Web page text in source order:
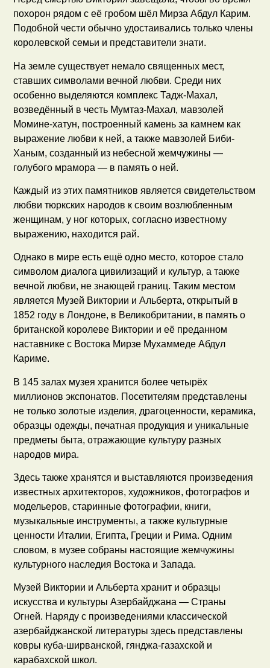
похорон рядом с её гробом шёл Мирза Абдул Карим.
Подобной чести обычно удостаивались только члены
королевской семьи и представители знати.
На земле существует немало священных мест,
ставших символами вечной любви. Среди них
особенно выделяются комплекс Тадж-Махал,
возведённый в честь Мумтаз-Махал, мавзолей
Момине-хатун, построенный камень за камнем как
выражение любви к ней, а также мавзолей Биби-
Ханым, созданный из небесной жемчужины —
голубого мрамора — в память о ней.
Каждый из этих памятников является свидетельством
любви тюркских народов к своим возлюбленным
женщинам, у ног которых, согласно известному
выражению, находится рай.
Однако в мире есть ещё одно место, которое стало
символом диалога цивилизаций и культур, а также
вечной любви, не знающей границ. Таким местом
является Музей Виктории и Альберта, открытый в
1852 году в Лондоне, в Великобритании, в память о
британской королеве Виктории и её преданном
наставнике с Востока Мирзе Мухаммеде Абдул
Кариме.
В 145 залах музея хранится более четырёх
миллионов экспонатов. Посетителям представлены
не только золотые изделия, драгоценности, керамика,
образцы одежды, печатная продукция и уникальные
предметы быта, отражающие культуру разных
народов мира.
Здесь также хранятся и выставляются произведения
известных архитекторов, художников, фотографов и
модельеров, старинные фотографии, книги,
музыкальные инструменты, а также культурные
ценности Италии, Египта, Греции и Рима. Одним
словом, в музее собраны настоящие жемчужины
культурного наследия Востока и Запада.
Музей Виктории и Альберта хранит и образцы
искусства и культуры Азербайджана — Страны
Огней. Наряду с произведениями классической
азербайджанской литературы здесь представлены
ковры куба-ширванской, гянджа-газахской и
карабахской школ.